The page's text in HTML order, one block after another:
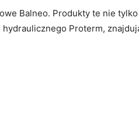
Balneo. Produkty te nie
Proterm,